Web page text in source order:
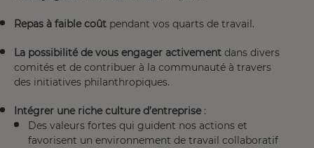
Repas à faible coût pendant vos quarts de travail.
La possibilité de vous engager activement dans divers
comités et de contribuer à la communauté à travers
des initiatives philanthropiques.
Intégrer une riche culture d’entreprise:
Des valeurs fortes qui guident nos actions et
favorisent un environnement de travail collaboratif